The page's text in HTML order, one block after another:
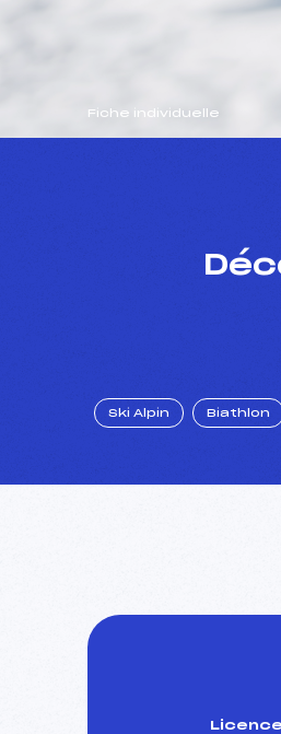
Fiche individuelle
Ski Alpin Biathlon
Licence